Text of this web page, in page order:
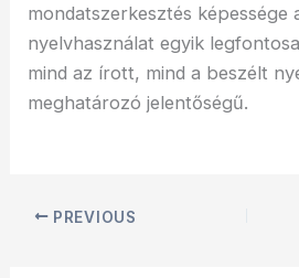
mondatszerkesztés képessége
nyelvhasználat egyik
mind az írott, mind a beszélt
meghatározó jelentőségű.
PREVIOUS